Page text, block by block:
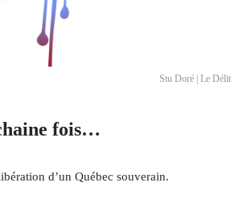
Stu Doré | Le Délit
fois…
d’un Québec souverain.